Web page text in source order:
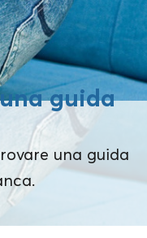
guida
una guida